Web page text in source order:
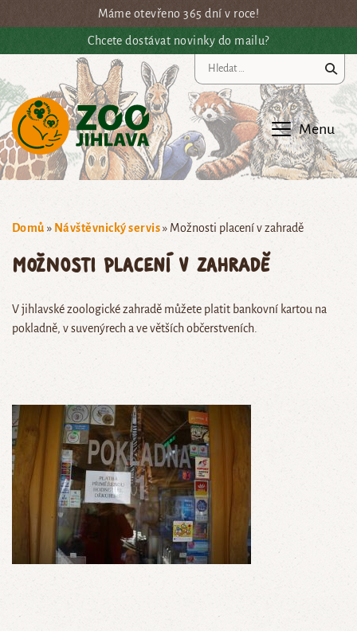
Přejít na hlavní obsahMáme otevřeno 365 dní v roce!
Chcete dostávat novinky do mailu?
Menu
Domů » Návštěvnický servis» Možnosti placení v zahradě
Možnosti placení v zahradě
V jihlavské zoologické zahradě můžete platit bankovní kartou na
pokladně, v suvenýrech a ve větších občerstveních.